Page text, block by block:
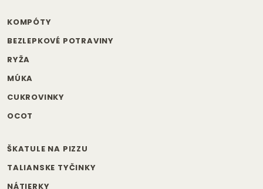
KOMPÓTY
BEZLEPKOVÉ POTRAVINY
RYŽA
MÚKA
CUKROVINKY
OCOT
ŠKATULE NA PIZZU
TALIANSKE TYČINKY
NÁTIERKY